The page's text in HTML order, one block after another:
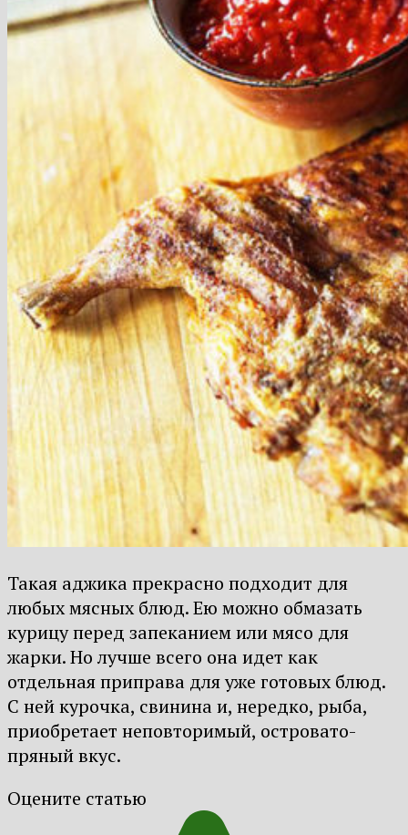
Такая аджика прекрасно подходит для
любых мясных блюд. Ею можно обмазать
курицу перед запеканием или мясо для
жарки. Но лучше всего она идет как
отдельная приправа для уже готовых блюд.
С ней курочка, свинина и, нередко, рыба,
приобретает неповторимый, островато-
пряный вкус.
Оцените статью